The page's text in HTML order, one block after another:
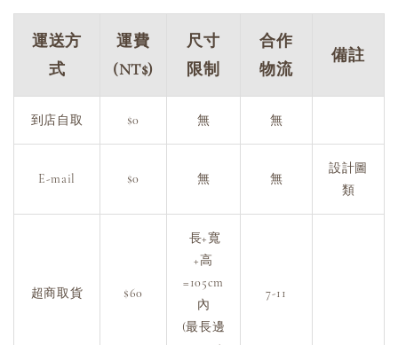
運送方
式
運費
(NT$)
尺寸
限制
合作
物流
備註
到店自取 $0 無 無
E-mail $0 無 無
設計圖
類
超商取貨 $60
長+寬
+高
=105cm
內
(最長邊
7-11